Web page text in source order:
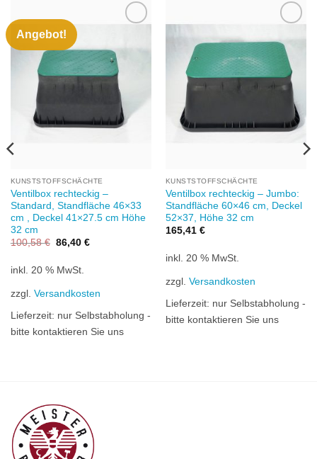
Angebot!
hinzufügen
KUNSTSTOFFSCHÄCHTE
Ventilbox rechteckig –
Standard, Standfläche 46×33
cm , Deckel 41×27.5 cm Höhe
32 cm
100,58€ Ursprünglicher
100,58 €
86,40 €Aktueller
inkl. 20 % MwSt.
zzgl. Versandkosten
Lieferzeit: nur Selbstabholung -
bitte kontaktieren Sie uns
Wunschliste
hinzufügen
KUNSTSTOFFSCHÄCHTE
Ventilbox rechteckig – Jumbo:
Standfläche 60×46 cm, Deckel
52×37, Höhe 32 cm
165,41 €
inkl. 20 % MwSt.
zzgl. Versandkosten
Lieferzeit: nur Selbstabholung -
bitte kontaktieren Sie uns